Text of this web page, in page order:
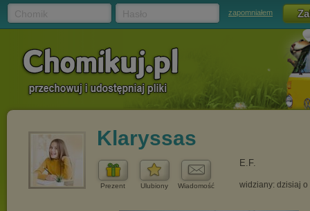
zapomniałem
Klaryssas
Prezent Ulubiony Wiadomość
E.F.
widziany: dzisiaj o